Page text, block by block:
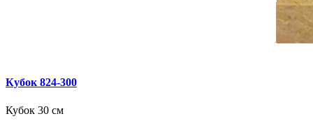
Кубок 824‑300
Кубок 30 см